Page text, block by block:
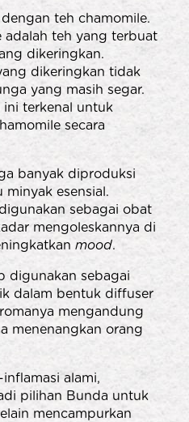
teh chamomile.
adalah teh yang terbuat
dikeringkan.
dikeringkan tidak
yang masih segar.
ini terkenal untuk
secara
banyak diproduksi
minyak esensial.
sebagai obat
mengoleskannya di
mood.
digunakan sebagai
dalam bentuk diffuser
mengandung
menenangkan orang
alami,
pilihan Bunda untuk
mencampurkan